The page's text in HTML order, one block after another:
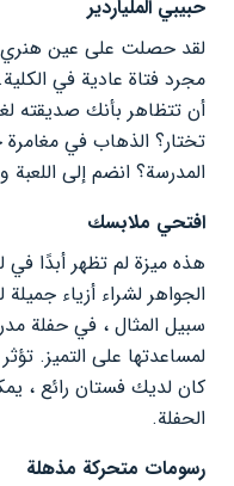
حبيبي الملياردير
لقد حصلت على عين هنري ،
مجرد فتاة عادية في
أن تتظاهر بأنك صديقته
تختار؟ الذهاب في
المدرسة؟ انضم إلى
افتحي ملابسك
هذه ميزة لم تظهر أبدًا في
الجواهر لشراء أزياء
سبيل المثال ، في حفلة
لمساعدتها على التميز.
كان لديك فستان رائع ،
الحفلة.
رسومات متحركة مذهلة